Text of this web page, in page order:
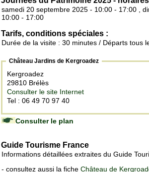
samedi 20 septembre 2025 - 10:00 - 17:00 ,
10:00 - 17:00
Tarifs, conditions spéciales :
Durée de la visite : 30 minutes / Départs tous
Château Jardins de Kergroadez
Kergroadez
29810 Brélès
Consulter le site Internet
Tel : 06 49 70 97 40
Consulter le plan
Guide Tourisme France
Informations détaillées extraites du Guide
- consultez aussi la fiche Château de